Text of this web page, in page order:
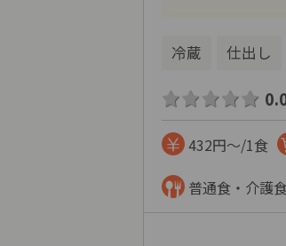
冷蔵 仕出し
432円～/1食
普通食・介護